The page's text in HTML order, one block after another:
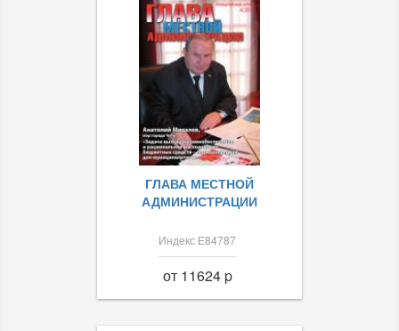
ГЛАВА МЕСТНОЙ
АДМИНИСТРАЦИИ
Индекс Е84787
от 11624 p